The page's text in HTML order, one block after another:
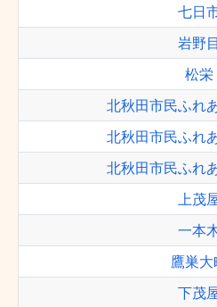
七日
岩野目
松栄
北秋田市民ふれ
北秋田市民ふれ
北秋田市民ふれ
上茂
一本
鷹巣大
下茂